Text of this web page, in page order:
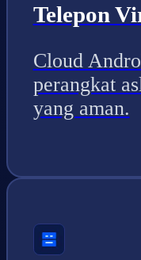
Telepon
Cloud
perangkat
yang aman.